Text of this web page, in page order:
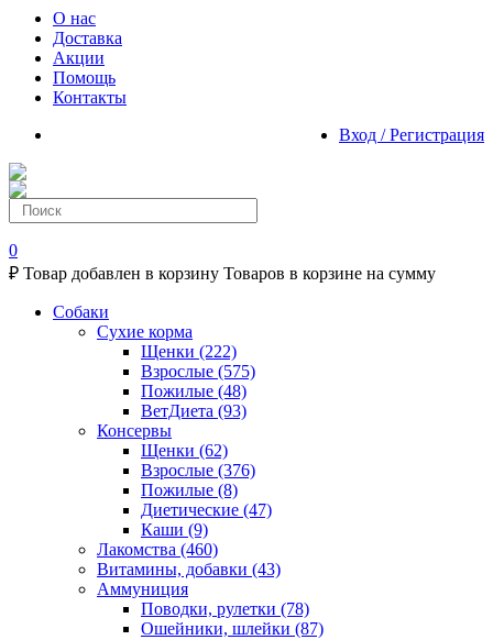
О нас
Доставка
Акции
Помощь
Контакты
Вход / Регистрация
0
₽ Товар добавлен в корзину Товаров в корзине на сумму
Собаки
Сухие корма
Щенки (222)
Взрослые (575)
Пожилые (48)
ВетДиета (93)
Консервы
Щенки (62)
Взрослые (376)
Пожилые (8)
Диетические (47)
Каши (9)
Лакомства (460)
Витамины, добавки (43)
Аммуниция
Поводки, рулетки (78)
Ошейники, шлейки (87)